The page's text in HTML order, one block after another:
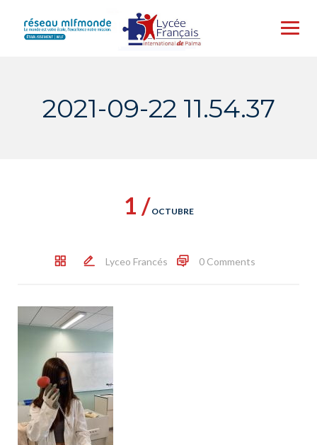
content
2021-09-22 11.54.37
1 / OCTUBRE
Lyceo Francés 0 Comments